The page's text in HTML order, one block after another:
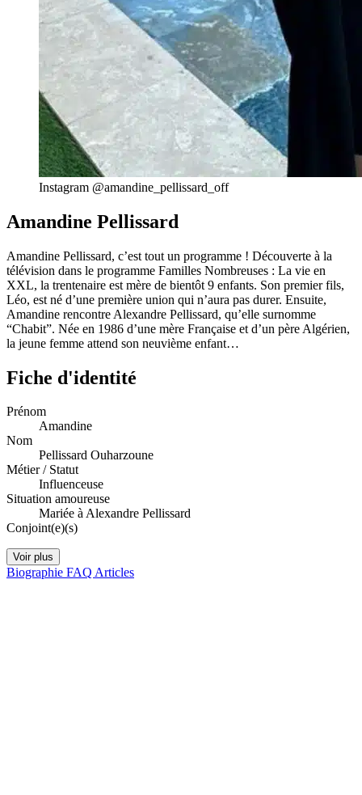
Instagram @amandine_pellissard_off
Amandine Pellissard
Amandine Pellissard, c’est tout un programme ! Découverte à la
télévision dans le programme Familles Nombreuses : La vie en
XXL, la trentenaire est mère de bientôt 9 enfants. Son premier fils,
Léo, est né d’une première union qui n’aura pas durer. Ensuite,
Amandine rencontre Alexandre Pellissard, qu’elle surnomme
“Chabit”. Née en 1986 d’une mère Française et d’un père Algérien,
la jeune femme attend son neuvième enfant…
Fiche d'identité
Prénom
Amandine
Nom
Pellissard Ouharzoune
Métier / Statut
Influenceuse
Situation amoureuse
Mariée à Alexandre Pellissard
Conjoint(e)(s)
Voir plus
Biographie FAQ Articles